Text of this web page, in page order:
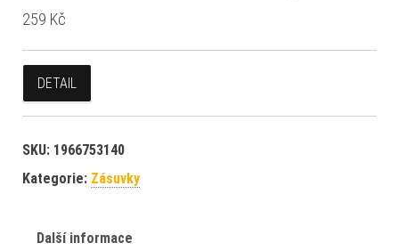
259 Kč
DETAIL
SKU: 1966753140
Kategorie: Zásuvky
Další informace